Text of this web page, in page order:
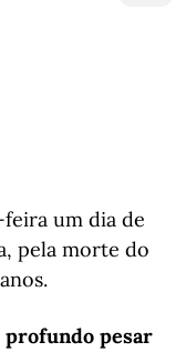
um dia de
pela morte do
profundo pesar